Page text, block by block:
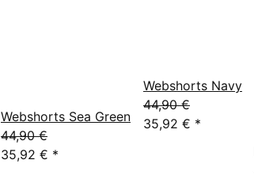
Webshorts Sea Green
44,90 €
35,92 € *
Webshorts Navy
44,90 €
35,92 € *